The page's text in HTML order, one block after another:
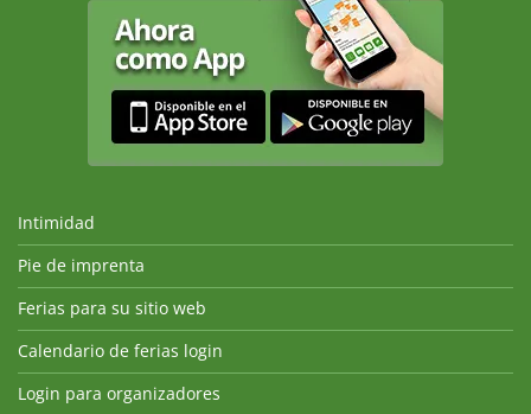
Intimidad
Pie de imprenta
Ferias para su sitio web
Calendario de ferias login
Login para organizadores